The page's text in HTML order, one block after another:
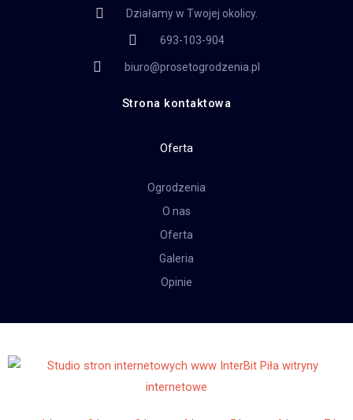
Działamy w Twojej okolicy.
693-103-904
biuro@prosetogrodzenia.pl
Strona kontaktowa
Oferta
Ogrodzenia
O nas
Oferta
Galeria
Opinie